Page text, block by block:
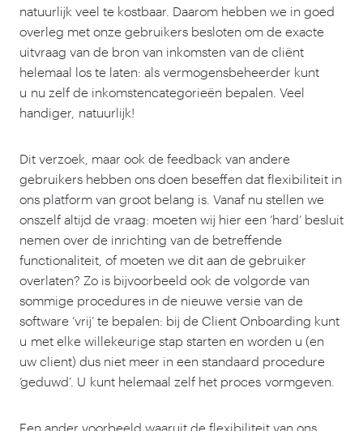
natuurlijk veel te kostbaar. Daarom hebben we in goed
overleg met onze gebruikers besloten om de exacte
uitvraag van de bron van inkomsten van de cliënt
helemaal los te laten: als vermogensbeheerder kunt
u nu zelf de inkomstencategorieën bepalen. Veel
handiger, natuurlijk!
Dit verzoek, maar ook de feedback van andere
gebruikers hebben ons doen beseffen dat flexibiliteit in
ons platform van groot belang is. Vanaf nu stellen we
onszelf altijd de vraag: moeten wij hier een ‘hard’ besluit
nemen over de inrichting van de betreffende
functionaliteit, of moeten we dit aan de gebruiker
overlaten? Zo is bijvoorbeeld ook de volgorde van
sommige procedures in de nieuwe versie van de
software ‘vrij’ te bepalen: bij de Client Onboarding kunt
u met elke willekeurige stap starten en worden u (en
uw client) dus niet meer in een standaard procedure
‘geduwd’. U kunt helemaal zelf het proces vormgeven.
Een ander voorbeeld waaruit de flexibiliteit van ons